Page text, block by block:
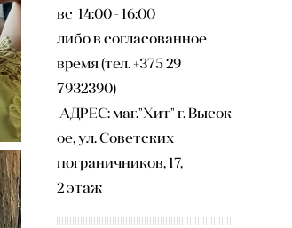
вс 14:00 - 16:00
либо в согласованное
время (тел. +375 29
7932390)
АДРЕС: маг."Хит" г. Высок
ое, ул. Советских
пограничников, 17,
2 этаж